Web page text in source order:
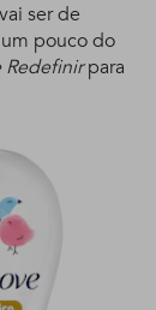
ser de
pouco do
Redefinirpara